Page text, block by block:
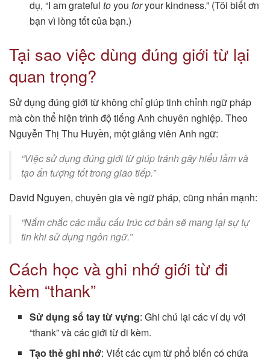
dụ, “I am gratefultoyouforyour kindness.” (Tôi biết ơn
bạn vì lòng tốt của bạn.)
Tại sao việc dùng đúng giới từ lại
quan trọng?
Sử dụng đúng giới từ không chỉ giúp tinh chỉnh ngữ pháp
mà còn thể hiện trình độ tiếng Anh chuyên nghiệp. Theo
Nguyễn Thị Thu Huyền, một giảng viên Anh ngữ:
“Việc sử dụng đúng giới từ giúp tránh gây hiểu lầm và
tạo ấn tượng tốt trong giao tiếp.”
David Nguyen, chuyên gia về ngữ pháp, cũng nhấn mạnh:
“Nắm chắc các mẫu cấu trúc cơ bản sẽ mang lại sự tự
tin khi sử dụng ngôn ngữ.”
Cách học và ghi nhớ giới từ đi
kèm “thank”
Sử dụng sổ tay từ vựng: Ghi chú lại các ví dụ với
“thank” và các giới từ đi kèm.
Tạo thẻ ghi nhớ: Viết các cụm từ phổ biến có chứa